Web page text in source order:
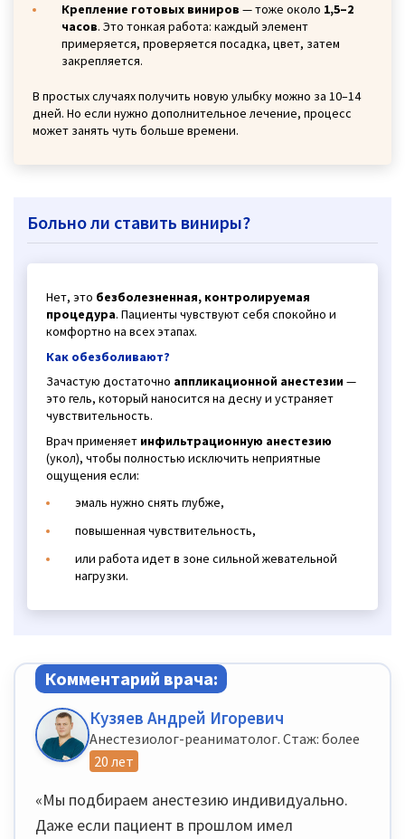
Крепление готовых виниров — тоже около 1,5–2
часов. Это тонкая работа: каждый элемент
примеряется, проверяется посадка, цвет, затем
закрепляется.
В простых случаях получить новую улыбку можно за 10–14
дней. Но если нужно дополнительное лечение, процесс
может занять чуть больше времени.
Больно ли ставить виниры?
Нет, это безболезненная, контролируемая
процедура. Пациенты чувствуют себя спокойно и
комфортно на всех этапах.
Как обезболивают?
Зачастую достаточно аппликационной анестезии—
это гель, который наносится на десну и устраняет
чувствительность.
Врач применяет инфильтрационную анестезию
(укол), чтобы полностью исключить неприятные
ощущения если:
эмаль нужно снять глубже,
повышенная чувствительность,
или работа идет в зоне сильной жевательной
нагрузки.
Комментарий врача:
Кузяев Андрей Игоревич
Анестезиолог-реаниматолог. Стаж: более
20 лет
«Мы подбираем анестезию индивидуально.
Даже если пациент в прошлом имел